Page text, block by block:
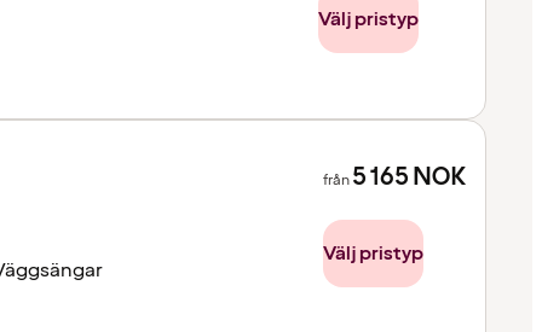
Välj pristyp
från5 165NOK
Välj pristyp